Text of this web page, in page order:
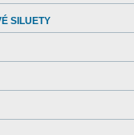
SILUETY